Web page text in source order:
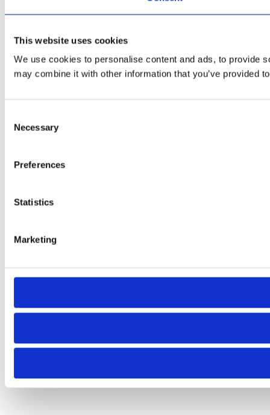
This website uses cookies
We use cookies to personalise content and ads, to provide
may combine it with other information that you’ve provided
Selection
Necessary
Preferences
Statistics
Marketing